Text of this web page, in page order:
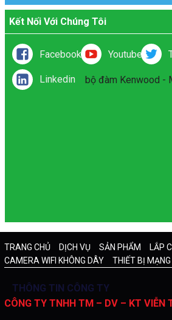
Kết Nối Với Chúng Tôi
Facebook Youtube
Linkedin
bộ đàm Kenwood -
TRANG CHỦ DỊCH VỤ SẢN PHẨM
LẮP
CAMERA WIFI KHÔNG DÂY
THIẾT BỊ MẠNG
THÔNG TIN CÔNG TY
CÔNG TY TNHH TM – DV – KT VIỄN